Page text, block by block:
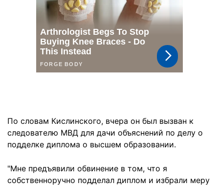
По словам Кислинского, вчера он был вызван к
следователю МВД для дачи объяснений по делу о
подделке диплома о высшем образовании.
"Мне предъявили обвинение в том, что я
собственноручно подделал диплом и избрали меру